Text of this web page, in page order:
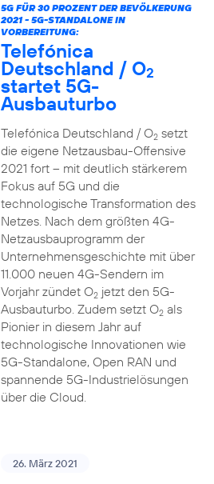
5G FÜR 30 PROZENT DER BEVÖLKERUNG
2021 - 5G-STANDALONE IN
VORBEREITUNG:
Telefónica
Deutschland / O2
startet 5G-
Ausbauturbo
Telefónica Deutschland / O2setzt
die eigene Netzausbau-Offensive
2021 fort – mit deutlich stärkerem
Fokus auf 5G und die
technologische Transformation des
Netzes. Nach dem größten 4G-
Netzausbauprogramm der
Unternehmensgeschichte mit über
11.000 neuen 4G-Sendern im
Vorjahr zündet O2jetzt den 5G-
Ausbauturbo. Zudem setzt O2als
Pionier in diesem Jahr auf
technologische Innovationen wie
5G-Standalone, Open RAN und
spannende 5G-Industrielösungen
über die Cloud.
26. März 2021